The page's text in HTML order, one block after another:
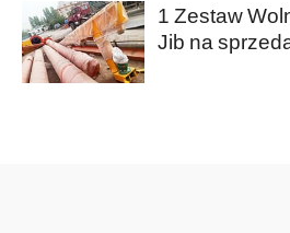
1 Zestaw
Jib na